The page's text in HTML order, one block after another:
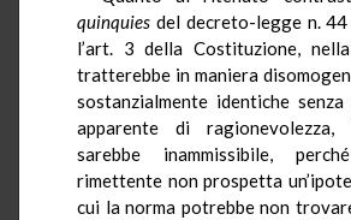
quinquies del decreto-legge n.
l’art. 3 della Costituzione,
tratterebbe in maniera
sostanzialmente identiche
apparente di ragionevolezza,
sarebbe inammissibile,
rimettente non prospetta
cui la norma potrebbe non